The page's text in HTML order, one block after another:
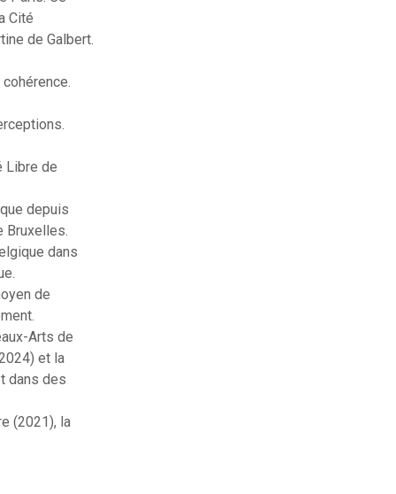
Cité
de Galbert.
Libre de
depuis
Bruxelles.
dans
de
Arts de
et la
dans des
(2021), la